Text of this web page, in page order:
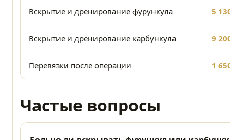
Вскрытие и дренирование фурункула 5
Вскрытие и дренирование карбункула 9
Перевязки после операции 1
Частые вопросы